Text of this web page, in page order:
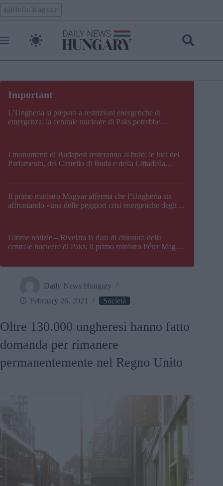
Skip
to
content
HelloMagyar
L’Ungheria si prepara a restrizioni energetiche di
emergenza; la centrale nucleare di Paks potrebbe
I monumenti di Budapest resteranno al buio: le luci del
Parlamento, del Castello di Buda e della Cittadella
Il primo ministro Magyar afferma che l’Ungheria sta
affrontando «una delle peggiori crisi energetiche degli
Ultime notizie – Rivelata la data di chiusura della
centrale nucleare di Paks; il primo ministro Péter Magyar
Daily News Hungary
February 26, 2021
Società
Oltre 130.000 ungheresi hanno fatto
domanda per rimanere
permanentemente nel Regno Unito